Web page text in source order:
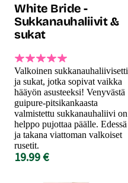
White Bride -
Sukkanauhaliivit &
sukat
Valkoinen sukkanauhaliivisetti
ja sukat, jotka sopivat vaikka
hääyön asusteeksi! Venyvästä
guipure-pitsikankaasta
valmistettu sukkanauhaliivi on
helppo pujottaa päälle. Edessä
ja takana viattoman valkoiset
rusetit.
19.99 €